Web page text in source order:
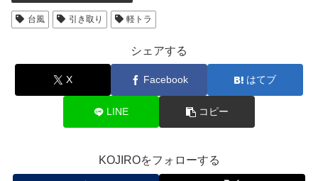
台風 引き取り 軽トラ
シェアする
X Facebook はてブ
LINE コピー
KOJIROをフォローする